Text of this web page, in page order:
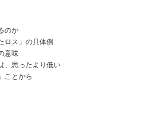
のか
ロス」の具体例
意味
、思ったより低い
ことから